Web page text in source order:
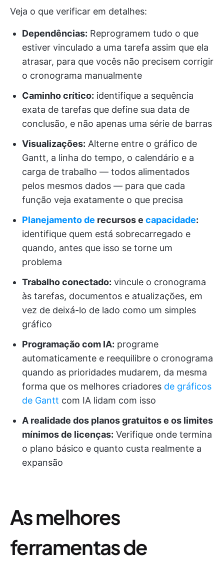
Veja o que verificar em detalhes:
Dependências: Reprogramem tudo o que
estiver vinculado a uma tarefa assim que ela
atrasar, para que vocês não precisem corrigir
o cronograma manualmente
Caminho crítico: identifique a sequência
exata de tarefas que define sua data de
conclusão, e não apenas uma série de barras
Visualizações: Alterne entre o gráfico de
Gantt, a linha do tempo, o calendário e a
carga de trabalho — todos alimentados
pelos mesmos dados — para que cada
função veja exatamente o que precisa
Planejamento de recursos e capacidade:
identifique quem está sobrecarregado e
quando, antes que isso se torne um
problema
Trabalho conectado: vincule o cronograma
às tarefas, documentos e atualizações, em
vez de deixá-lo de lado como um simples
gráfico
Programação com IA: programe
automaticamente e reequilibre o cronograma
quando as prioridades mudarem, da mesma
forma que os melhores criadores de gráficos
de Gantt com IA lidam com isso
A realidade dos planos gratuitos e os limites
mínimos de licenças: Verifique onde termina
o plano básico e quanto custa realmente a
expansão
As melhores
ferramentas de